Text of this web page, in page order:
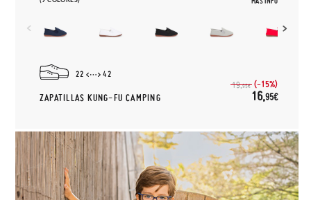
22 42
ZAPATILLAS KUNG-FU CAMPING
19,95€ (-15%)
16,95€